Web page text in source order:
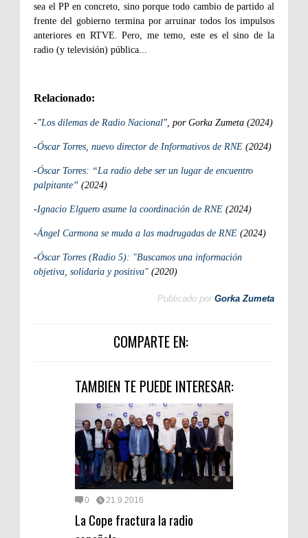
sea el PP en concreto, sino porque todo cambio de partido al
frente del gobierno termina por arruinar todos los impulsos
anteriores en RTVE. Pero, me temo, este es el sino de la
radio (y televisión) pública...
Relacionado:
-"Los dilemas de Radio Nacional", por Gorka Zumeta (2024)
-Óscar Torres, nuevo director de Informativos de RNE (2024)
-Óscar Torres: “La radio debe ser un lugar de encuentro
palpitante” (2024)
-Ignacio Elguero asume la coordinación de RNE (2024)
-Ángel Carmona se muda a las madrugadas de RNE (2024)
-Óscar Torres (Radio 5): "Buscamos una información
objetiva, solidaria y positiva" (2020)
Publicado por Gorka Zumeta
COMPARTE EN:
TAMBIEN TE PUEDE INTERESAR:
0 21.9.2016
La Cope fractura la radio